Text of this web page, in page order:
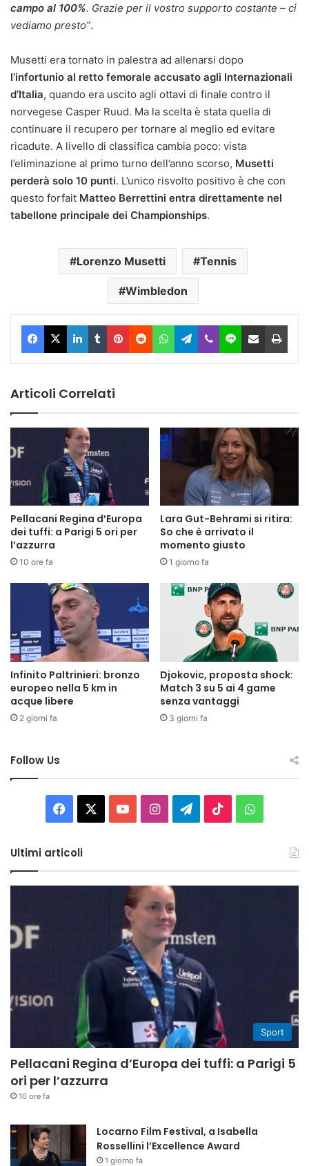
campo al 100%. Grazie per il vostro supporto costante – ci
vediamo presto”.
Musetti era tornato in palestra ad allenarsi dopo
l’infortunio al retto femorale accusato agli Internazionali
d’Italia, quando era uscito agli ottavi di finale contro il
norvegese Casper Ruud. Ma la scelta è stata quella di
continuare il recupero per tornare al meglio ed evitare
ricadute. A livello di classifica cambia poco: vista
l’eliminazione al primo turno dell’anno scorso, Musetti
perderà solo 10 punti. L’unico risvolto positivo è che con
questo forfait Matteo Berrettini entra direttamente nel
tabellone principale dei Championships.
Lorenzo Musetti Tennis
Wimbledon
Facebook
X LinkedIn
TumblrPinterest
RedditWhatsAppTelegram
ViberLine Condividi via Email
Articoli Correlati
Pellacani Regina d’Europa
dei tuffi: a Parigi 5 ori per
l’azzurra
10 ore fa
Lara Gut-Behrami si ritira:
So che è arrivato il
momento giusto
1 giorno fa
Infinito Paltrinieri: bronzo
europeo nella 5 km in
acque libere
2 giorni fa
Djokovic, proposta shock:
Match 3 su 5 ai 4 game
senza vantaggi
3 giorni fa
Follow Us
Facebook You InstagramTelegram
TikTok
Ultimi articoli
Sport
Pellacani Regina d’Europa dei tuffi: a Parigi 5
ori per l’azzurra
10 ore fa
Locarno Film Festival, a Isabella
Rossellini l’Excellence Award
1 giorno fa